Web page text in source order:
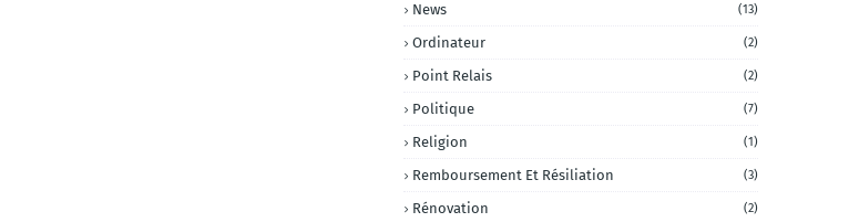
News (13)
Ordinateur (2)
Point Relais (2)
Politique (7)
Religion (1)
Remboursement Et Résiliation (3)
Rénovation (2)